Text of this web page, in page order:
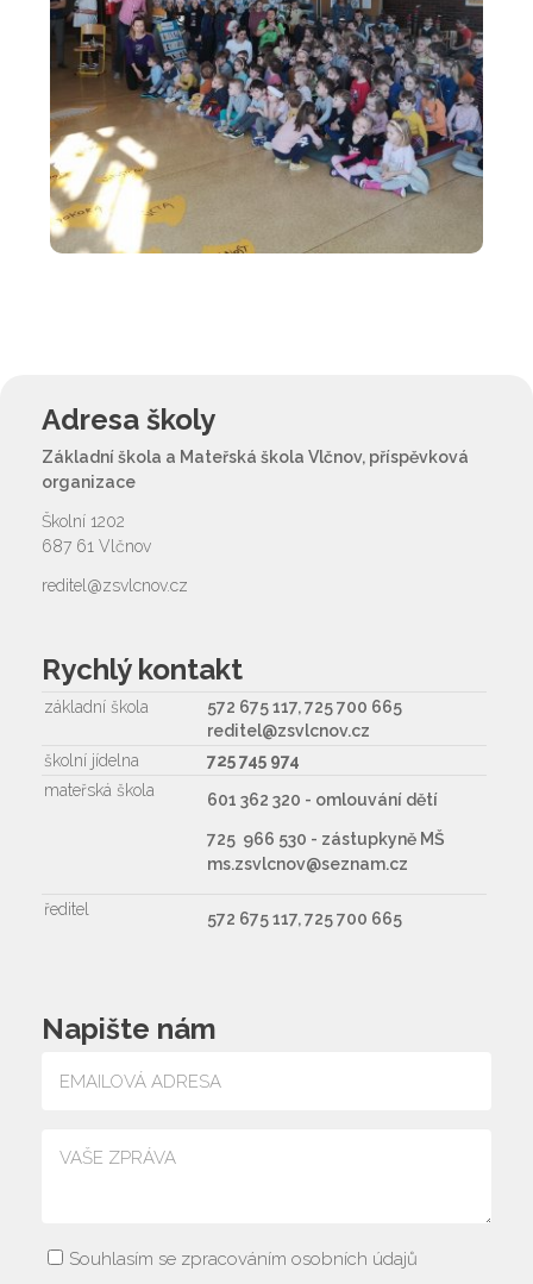
Adresa školy
Základní škola a Mateřská škola Vlčnov, příspěvková
organizace
Školní 1202
687 61 Vlčnov
reditel@zsvlcnov.cz
Rychlý kontakt
základní škola
572 675 117, 725 700 665
reditel@zsvlcnov.cz
školní jídelna
725 745 974
mateřská škola
601 362 320 - omlouvání dětí
725 966 530 - zástupkyně MŠ
ms.zsvlcnov@seznam.cz
ředitel 572 675 117, 725 700 665
Napište nám
Souhlasím se zpracováním osobních údajů